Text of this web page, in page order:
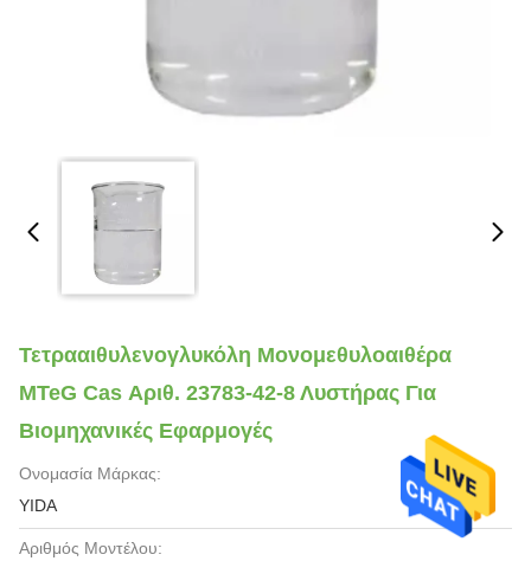
Τετρααιθυλενογλυκόλη Μονομεθυλοαιθέρα
MTeG Cas Αριθ. 23783-42-8 Λυστήρας Για
Βιομηχανικές Εφαρμογές
Ονομασία Μάρκας:
YIDA
Αριθμός Μοντέλου: